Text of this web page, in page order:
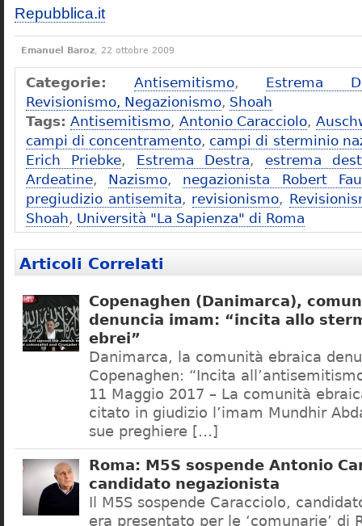
Repubblica.it
Emanuel Baroz, 22 ottobre 2009
Categorie: Antisemitismo, Estrema
Revisionismo, Negazionismo, Shoah
Tags: Antisemitismo, Antonio Caracciolo,
campi di concentramento, campi di sterminio
Erich Priebke, Estrema Destra, estrema
Ardeatine, Nazismo, negazionista Robert
pregiudizio antisemita, revisionismo,
Shoah, Università "La Sapienza" di Roma
Articoli Correlati
Copenaghen (Danimarca),
denuncia imam: “incita allo
ebrei”
Danimarca, la comunità ebraica
Copenaghen: “Incita
11 Maggio 2017 – La comunità
citato in giudizio l’imam Mundhir
sue preghiere […]
Roma: M5S sospende Antonio
candidato negazionista
Il M5S sospende Caracciolo,
era presentato per le ‘comunarie’ di